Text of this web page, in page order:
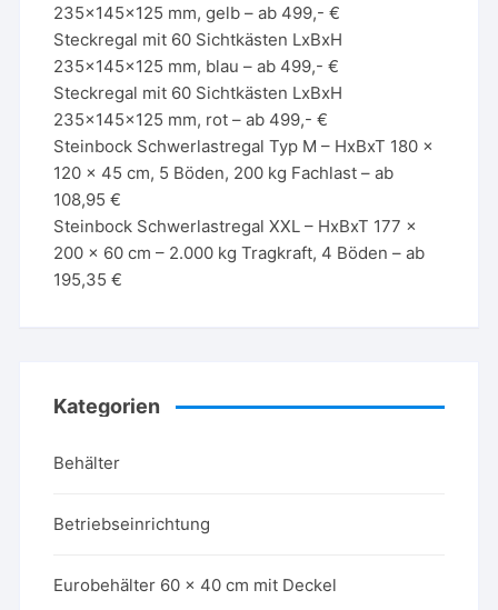
235x145x125 mm, gelb – ab 499,- €
Steckregal mit 60 Sichtkästen LxBxH
235x145x125 mm, blau – ab 499,- €
Steckregal mit 60 Sichtkästen LxBxH
235x145x125 mm, rot – ab 499,- €
Steinbock Schwerlastregal Typ M – HxBxT 180 x
120 x 45 cm, 5 Böden, 200 kg Fachlast – ab
108,95 €
Steinbock Schwerlastregal XXL – HxBxT 177 x
200 x 60 cm – 2.000 kg Tragkraft, 4 Böden – ab
195,35 €
Kategorien
Behälter
Betriebseinrichtung
Eurobehälter 60 x 40 cm mit Deckel